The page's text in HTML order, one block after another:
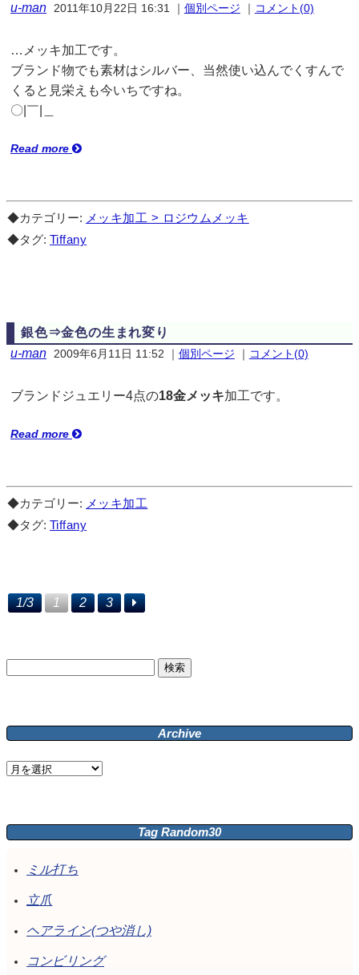
u-man 2011年10月22日 16:31 ｜ 個別ページ ｜ コメント(0)
…メッキ加工です。
ブランド物でも素材はシルバー、当然使い込んでくすんで
くると見栄えも今いちですね。
〇|￣|＿
Read more
◆カテゴリー: メッキ加工 > ロジウムメッキ
◆タグ: Tiffany
銀色⇒金色の生まれ変り
u-man
2009年6月11日 11:52 ｜ 個別ページ ｜ コメント(0)
ブランドジュエリー4点の18金メッキ加工です。
Read more
◆カテゴリー: メッキ加工
◆タグ: Tiffany
1/3 1 2 3
Archive
Archive
Tag Random30
ミル打ち
立爪
ヘアライン(つや消し)
コンビリング